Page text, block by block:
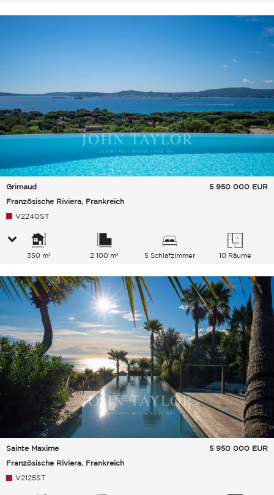
Grimaud
Französische Riviera, Frankreich
5 950 000 EUR
V2240ST
350 m² 2 100 m² 5 Schlafzimmer 10 Räume
Sainte Maxime
Französische Riviera, Frankreich
5 950 000 EUR
V2125ST